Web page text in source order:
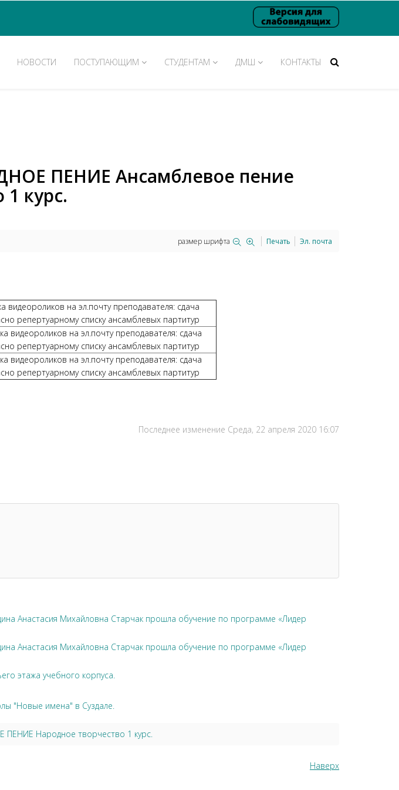
НОВОСТИ ПОСТУПАЮЩИМ СТУДЕНТАМ ДМШ КОНТАКТЫ
ПЕНИЕ Ансамблевое пение
курс.
размер шрифта Печать Эл. почта
видеороликов на эл.почту преподавателя: сдача
репертуарному списку ансамблевых партитур
видеороликов на эл.почту преподавателя: сдача
репертуарному списку ансамблевых партитур
видеороликов на эл.почту преподавателя: сдача
репертуарному списку ансамблевых партитур
Последнее изменение Среда, 22 апреля 2020 16:07
Анастасия Михайловна Старчак прошла обучение по программе «Лидер
Анастасия Михайловна Старчак прошла обучение по программе «Лидер
этажа учебного корпуса.
"Новые имена" в Суздале.
Народное творчество 1 курс.
Наверх